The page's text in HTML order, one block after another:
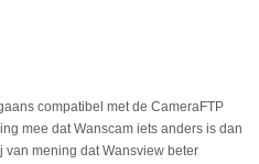
compatibel met de CameraFTP
mee dat Wanscam iets anders is dan
van mening dat Wansview beter